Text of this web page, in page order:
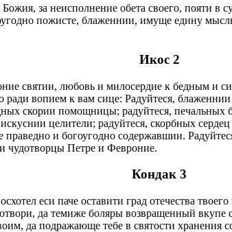
за неисполнение обета своего, пояти
пожисте, блаженнии, имуще едину
Икос 2
святии, любовь и милосердие к бедным
ради вопием к вам сице: Радуйтеся,
скории помощницы; радуйтеся, печальных
целители; радуйтеся, скорбных
и богоугодно содержавшии.
чудотворцы Петре и Февроние.
Кондак 3
еси паче оставити град отечества
да темиже боляры возвращенный
да подражающе тебе в святости хранения